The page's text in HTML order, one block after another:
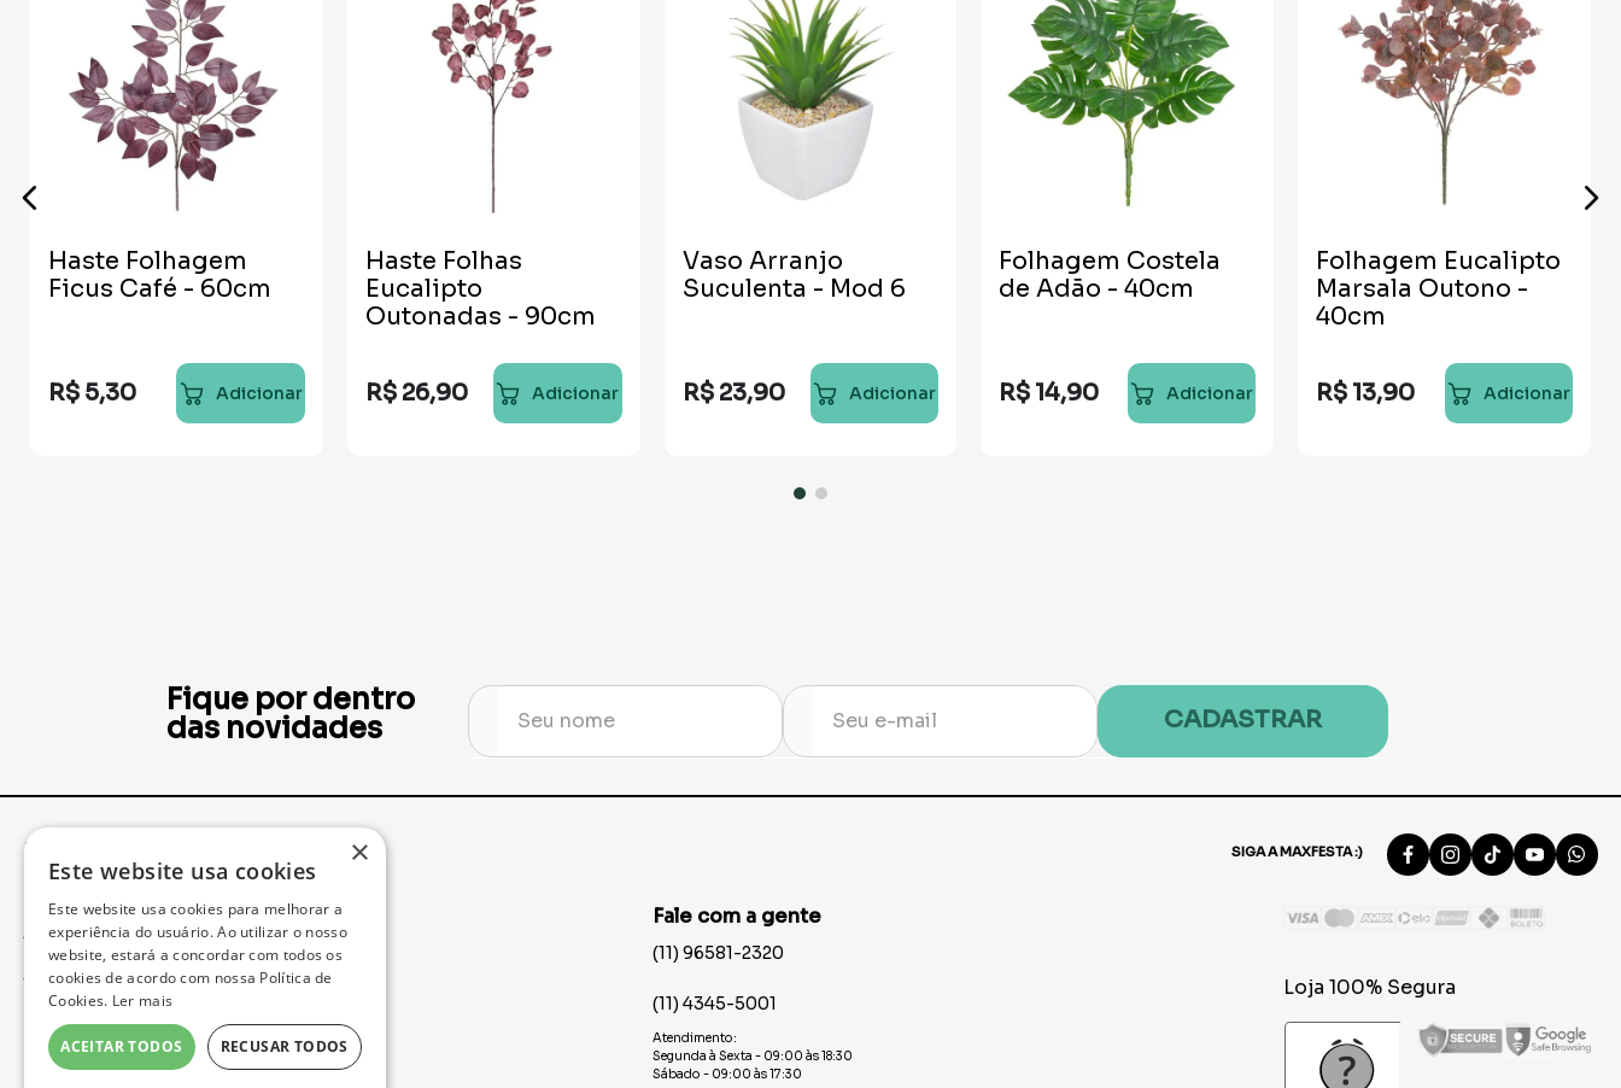
Haste Folhagem
Ficus Café - 60cm
R$ 5,30 Adicionar
Haste Folhas
Eucalipto
Outonadas - 90cm
R$ 26,90 Adicionar
Vaso Arranjo
Suculenta - Mod 6
R$ 23,90 Adicionar
Folhagem Costela
de Adão - 40cm
R$ 14,90 Adicionar
Folhagem Eucalipto
Marsala Outono -
40cm
R$ 13,90 Adicionar
Fique por dentro
das novidades
CADASTRAR
Institucional SIGA A MAXFESTA :)
Acompanhe seu Pedido
Trocas e Devoluções
Política de Privacidade
Fale com a gente
(11) 96581-2320
(11) 4345-5001
Atendimento:
Segunda à Sexta - 09:00 às 18:30
Sábado - 09:00 às 17:30
Loja 100% Segura
×
Este website usa cookies
Este website usa cookies para melhorar a
experiência do usuário. Ao utilizar o nosso
website, estará a concordar com todos os
cookies de acordo com nossa Política de
Cookies. Ler mais
ACEITAR TODOS RECUSAR TODOS